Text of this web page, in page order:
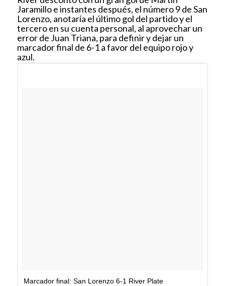
Jaramillo e instantes después, el número 9 de San
Lorenzo, anotaría el último gol del partido y el
tercero en su cuenta personal, al aprovechar un
error de Juan Triana, para definir y dejar un
marcador final de 6-1 a favor del equipo rojo y
azul.
Marcador final: San Lorenzo 6-1 River Plate